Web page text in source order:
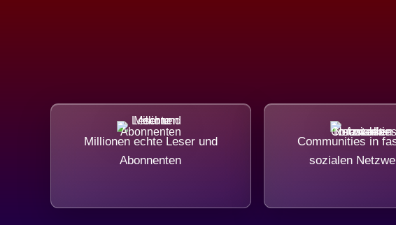
Millionen echte Leser und
Abonnenten
Communities in
sozialen